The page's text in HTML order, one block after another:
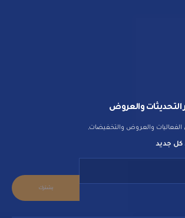
والعروض
والعروض والتخفيضات,
جديد